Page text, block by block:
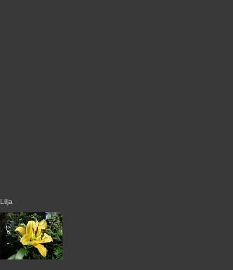
Lilja